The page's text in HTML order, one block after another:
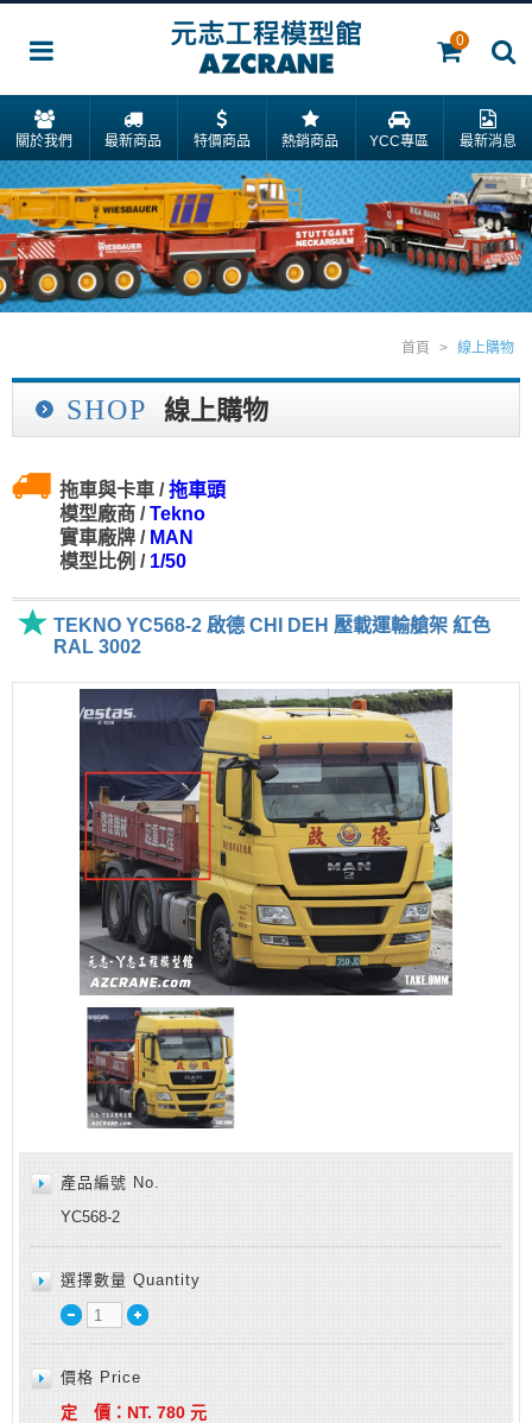
0
關於我們 最新商品 特價商品 熱銷商品 YCC專區 最新消息
SHOP 線上購物
首頁 > 線上購物
拖車與卡車 /拖車頭
模型廠商 /Tekno
實車廠牌 / MAN
模型比例 / 1/50
TEKNO YC568-2 啟德 CHI DEH 壓載運輸艙架 紅色
RAL 3002
產品編號 No.
YC568-2
選擇數量 Quantity
價格 Price
定 價： NT. 780 元